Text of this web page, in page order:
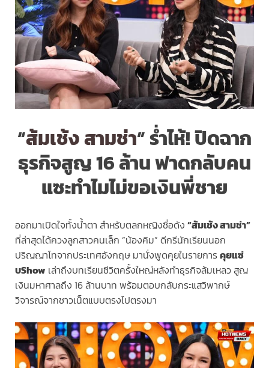
“ส้มเช้ง สามช่า” ร่ำไห้! ปิดฉาก
ธุรกิจสูญ 16 ล้าน ฟาดกลับคน
แซะทำไมไม่ขอเงินพี่ชาย
ออกมาเปิดใจทั้งน้ำตา สำหรับตลกหญิงชื่อดัง “ส้มเช้ง สามช่า”
ที่ล่าสุดได้ควงลูกสาวคนเล็ก “น้องคิม” ดีกรีนักเรียนนอก
ปริญญาโทจากประเทศอังกฤษ มานั่งพูดคุยในรายการคุยแซ่
บShow เล่าถึงบทเรียนชีวิตครั้งใหญ่หลังทำธุรกิจล้มเหลว สูญ
เงินมหาศาลถึง 16 ล้านบาท พร้อมตอบกลับกระแสวิพากษ์
วิจารณ์จากชาวเน็ตแบบตรงไปตรงมา